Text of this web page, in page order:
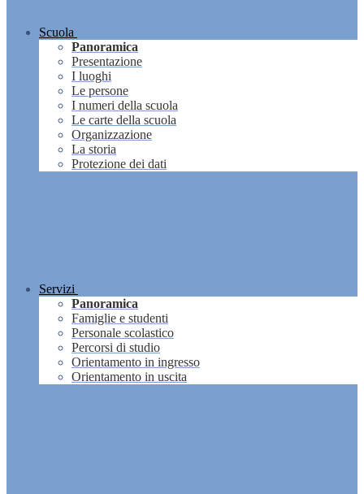
Scuola
Panoramica
Presentazione
I luoghi
Le persone
I numeri della scuola
Le carte della scuola
Organizzazione
La storia
Protezione dei dati
Servizi
Panoramica
Famiglie e studenti
Personale scolastico
Percorsi di studio
Orientamento in ingresso
Orientamento in uscita